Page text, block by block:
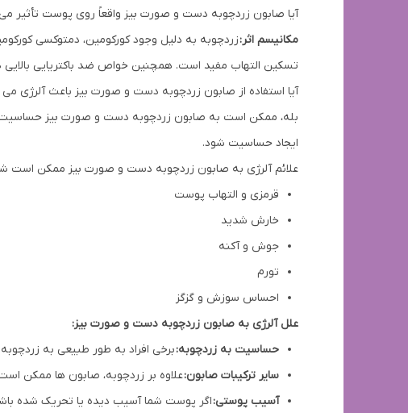
آیا صابون زردچوبه دست و صورت بیز واقعاً روی پوست تأثیر می
مکانیسم اثر:زردچوبه به دلیل وجود کورکومین، دمتوکسی
تسکین التهاب مفید است. همچنین خواص ضد باکتریایی
آیا استفاده از صابون زردچوبه دست و صورت بیز باعث آلرژی
بله، ممکن است به صابون زردچوبه دست و صورت بیز حساسیت
ایجاد حساسیت شود.
علائم آلرژی به صابون زردچوبه دست و صورت بیز ممکن است
قرمزی و التهاب پوست
خارش شدید
جوش و آکنه
تورم
احساس سوزش و گزگز
علل آلرژی به صابون زردچوبه دست و صورت بیز:
حساسیت به زردچوبه:برخی افراد به طور طبیعی به
سایر ترکیبات صابون:علاوه بر زردچوبه، صابون ها ممکن
آسیب پوستی:اگر پوست شما آسیب دیده یا تحریک شده